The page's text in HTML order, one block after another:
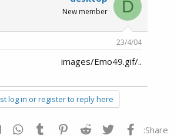
D
New member
23/4/04
../images/Emo49.gif
log in or register to reply here.
Share: פייסבוק Twitter
Reddit
Pinterest
Tumblr